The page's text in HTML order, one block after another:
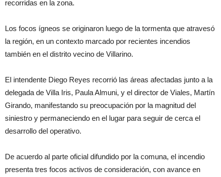
recorridas en la zona.
Los focos ígneos se originaron luego de la tormenta que atravesó
la región, en un contexto marcado por recientes incendios
también en el distrito vecino de Villarino.
El intendente Diego Reyes recorrió las áreas afectadas junto a la
delegada de Villa Iris, Paula Almuni, y el director de Viales, Martín
Girando, manifestando su preocupación por la magnitud del
siniestro y permaneciendo en el lugar para seguir de cerca el
desarrollo del operativo.
De acuerdo al parte oficial difundido por la comuna, el incendio
presenta tres focos activos de consideración, con avance en